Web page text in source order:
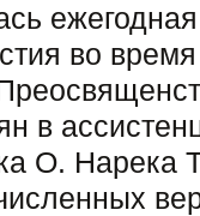
во
в
О. Нарека